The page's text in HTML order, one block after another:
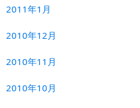
2011年1月
2010年12月
2010年11月
2010年10月